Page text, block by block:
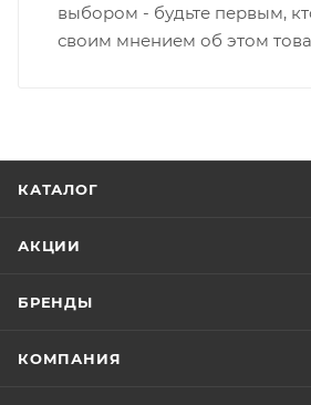
выбором - будьте первым,
своим мнением об этом
КАТАЛОГ
АКЦИИ
БРЕНДЫ
КОМПАНИЯ